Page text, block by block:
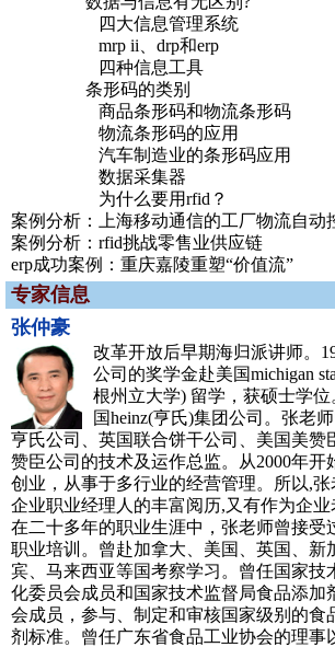
四大信息管理系统
mrp ii、drp和erp
四种信息工具
条形码的类别
商品条形码和物流条形码
物流条形码的应用
汽车制造业的条形码应用
数据采集器
为什么要用rfid？
案例分析：上海移动通信的工厂物流自动
案例分析：rfid挑战零售业供应链
erp成功案例：重庆嘉陵重塑“价值流”
专家信息
张仲豪
改革开放后早期海归派讲师。
公司的奖学金赴美国michigan
根州立大学) 留学，获硕士学
国heinz(亨氏)集团公司。张老
亨氏公司、英国联合饼干公司、美国美赞
赞臣公司的技术及运作总监。从2000年开
创业，从事于多行业的经营管理。所以,张
企业职业经理人的丰富阅历,又有作为企业
在二十多年的职业生涯中，张老师曾接受
职业培训。曾赴加拿大、美国、英国、新
宾、马来西亚等国考察学习。曾任国家技
化委员会成员和国家技术监督局食品添加
会成员，参与、制定和审核国家级别的食
剂标准。曾任广东省食品工业协会的理事